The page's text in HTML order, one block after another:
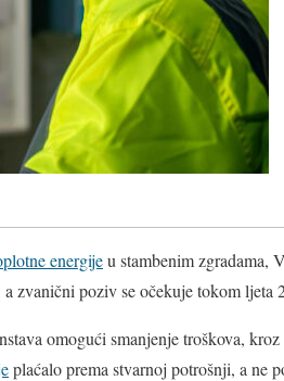
energijeu stambenim zgradama,
zvanični poziv se očekuje tokom ljeta
omogući smanjenje troškova,
plaćalo prema stvarnoj potrošnji, a ne